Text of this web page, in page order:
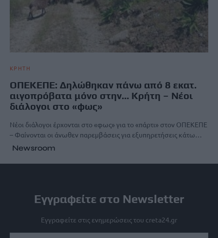
ΚΡΗΤΗ
ΟΠΕΚΕΠΕ: Δηλώθηκαν πάνω από 8 εκατ.
αιγοπρόβατα μόνο στην… Κρήτη – Νέοι
διάλογοι στο «φως»
Νέοι διάλογοι έρχονται στο «φως» για το «πάρτι» στον ΟΠΕΚΕΠΕ
– Φαίνονται οι άνωθεν παρεμβάσεις για εξυπηρετήσεις κάτω…
Newsroom
Εγγραφείτε στο Newsletter
Εγγραφείτε στις ενημερώσεις του creta24.gr